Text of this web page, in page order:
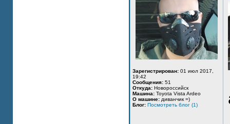
Зарегистрирован: 01 июл 2017,
19:42
Сообщения: 51
Откуда: Новороссийск
Машина: Toyota Vista Ardeo
О машине: диванчик =)
Блог: Посмотреть блог (1)